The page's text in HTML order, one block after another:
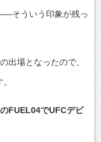
そういう印象が残っ
出場となったので、
FUEL04でUFCデビ